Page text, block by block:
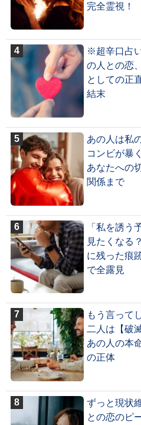
完全霊視！
※超辛口占
の人との恋
としての正
結末
あの人は私
コンビが暴
あなたへの
関係まで
「私を誘う
見たくなる
に残った痕
で全露見
もう言って
二人は【破
あの人の本
の正体
ずっと現状
との恋のピ